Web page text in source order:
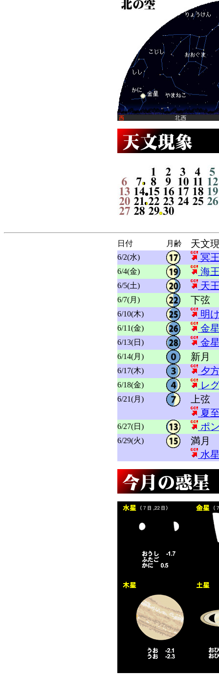
日付 月齢 天文
6/2(水) 冥
6/4(金) 海
6/5(土) 天
6/7(月) 下弦
6/10(木) 明
6/11(金) 金
6/13(日) 金
6/14(月) 新月
6/17(木) 夕
6/18(金) レ
6/21(月)
上弦
夏
6/27(日) ポ
6/29(火)
満月
水